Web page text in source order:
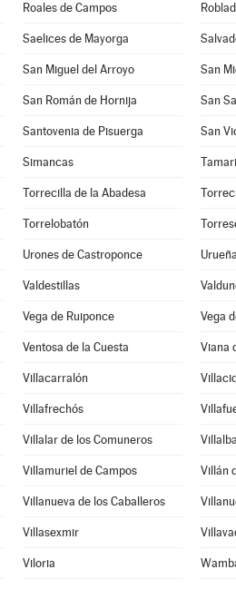
Roales de Campos
Saelices de Mayorga
San Miguel del Arroyo San
San Román de Hornija San
Santovenia de Pisuerga San
Simancas
Torrecilla de la Abadesa
Torrelobatón
Urones de Castroponce Urueña
Valdestillas
Vega de Ruiponce Vega
Ventosa de la Cuesta Viana
Villacarralón
Villafrechós
Villalar de los Comuneros
Villamuriel de Campos Villán
Villanueva de los Caballeros
Villasexmir
Viloria